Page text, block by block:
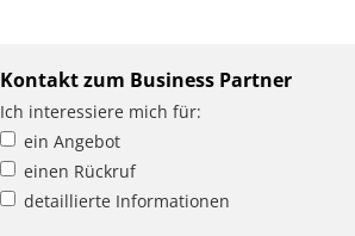
Kontakt zum Business Partner
Ich interessiere mich für:
ein Angebot
einen Rückruf
detaillierte Informationen